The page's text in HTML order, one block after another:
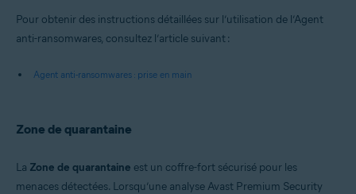
Pour obtenir des instructions détaillées sur l’utilisation de l’Agent
anti-ransomwares, consultez l’article suivant :
Agent anti-ransomwares : prise en main
Zone de quarantaine
La Zone de quarantaine est un coffre-fort sécurisé pour les
menaces détectées. Lorsqu’une analyse Avast Premium Security